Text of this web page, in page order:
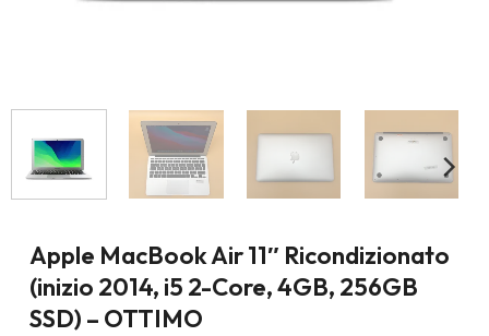
Apple MacBook Air 11″ Ricondizionato
(inizio 2014, i5 2-Core, 4GB, 256GB
SSD) – OTTIMO